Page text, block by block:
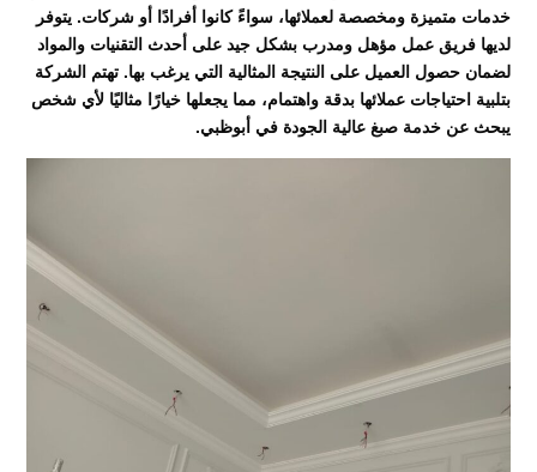
خدمات متميزة ومخصصة لعملائها، سواءً كانوا أفرادًا أو شركات. يتوفر
لديها فريق عمل مؤهل ومدرب بشكل جيد على أحدث التقنيات والمواد
لضمان حصول العميل على النتيجة المثالية التي يرغب بها. تهتم الشركة
بتلبية احتياجات عملائها بدقة واهتمام، مما يجعلها خيارًا مثاليًا لأي شخص
يبحث عن خدمة صبغ عالية الجودة في أبوظبي.